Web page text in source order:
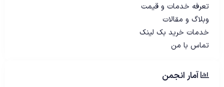
تعرفه خدمات و قیمت
وبلاگ و مقالات
خدمات خرید بک لینک
تماس با من
آمار انجمن